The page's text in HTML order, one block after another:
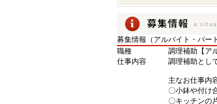
募集情報（アルバイト・パート
職種
調理補助【ア
仕事内容
調理補助とし
主なお仕事内
〇小鉢や付け
〇キッチンの